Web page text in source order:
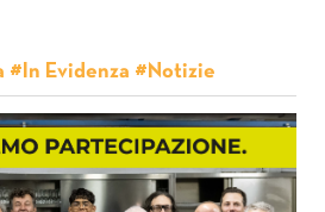
#In Evidenza #Notizie